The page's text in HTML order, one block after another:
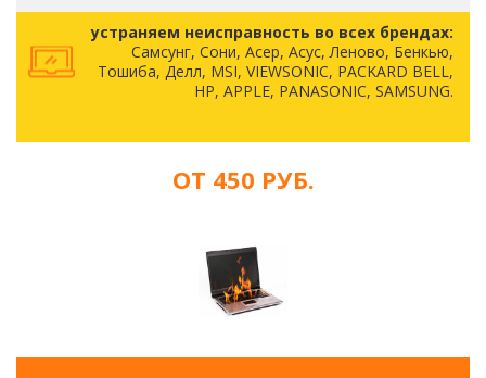
устраняем неисправность во всех брендах:
Самсунг, Сони, Асер, Асус, Леново, Бенкью,
Тошиба, Делл, MSI, VIEWSONIC, PACKARD BELL,
HP, APPLE, PANASONIC, SAMSUNG.
ОТ 450 РУБ.